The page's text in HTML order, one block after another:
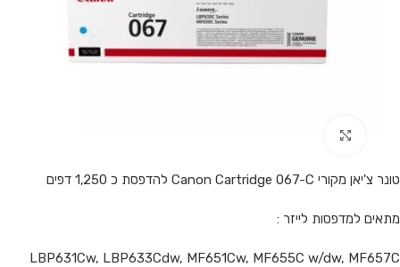
טונר צ'יאן מקורי Canon Cartridge 067-C להדפסת כ 1,250 דפים
מתאים למדפסות לייזר :
LBP631Cw, LBP633Cdw, MF651Cw, MF655C w/dw, MF657C